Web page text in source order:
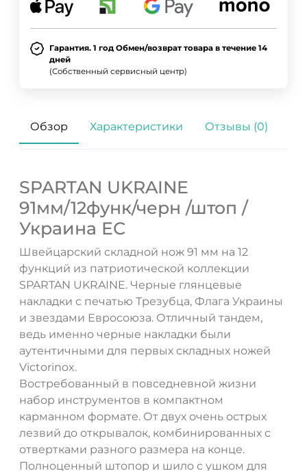
Гарантия. 1 год Обмен/возврат товара в течение 14
дней
(Собственный сервисный центр)
Обзор Характеристики Отзывы (0)
SPARTAN UKRAINE
91мм/12функ/черн /штоп /
Украина ЕС
Швейцарский складной нож 91 мм на 12
функций из патриотической коллекции
SPARTAN UKRAINE. Черные глянцевые
накладки с печатью Трезубца, Флага Украины
и звездами Евросоюза. Отличный тандем,
ведь именно черные накладки были
аутентичными для первых складных ножей
Victorinox.
Востребованный в повседневной жизни
набор инструментов в компактном
карманном формате. От двух очень острых
лезвий до открывалок, комбинированных с
отвертками разного размера на конце.
Полноценный штопор и шило с ушком для